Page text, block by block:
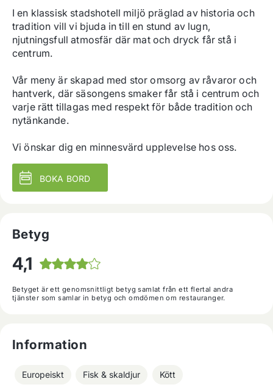
I en klassisk stadshotell miljö präglad av historia och
tradition vill vi bjuda in till en stund av lugn,
njutningsfull atmosfär där mat och dryck får stå i
centrum.
Vår meny är skapad med stor omsorg av råvaror och
hantverk, där säsongens smaker får stå i centrum och
varje rätt tillagas med respekt för både tradition och
nytänkande.
Vi önskar dig en minnesvärd upplevelse hos oss.
BOKA BORD
Betyg
4,1
Betyget är ett genomsnittligt betyg samlat från ett flertal andra
tjänster som samlar in betyg och omdömen om restauranger.
Information
Europeiskt Fisk & skaldjur Kött